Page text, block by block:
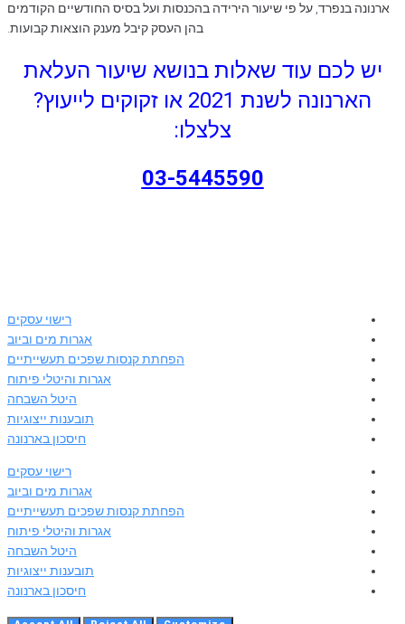
ארנונה בנפרד, על פי שיעור הירידה בהכנסות ועל בסיס החודשיים הקודמים
בהן העסק קיבל מענק הוצאות קבועות.
יש לכם עוד שאלות בנושא שיעור העלאת
הארנונה לשנת 2021 או זקוקים לייעוץ?
צלצלו:
03-5445590
רישוי עסקים
אגרות מים וביוב
הפחתת קנסות שפכים תעשייתיים
אגרות והיטלי פיתוח
היטל השבחה
תובענות ייצוגיות
חיסכון בארנונה
רישוי עסקים
אגרות מים וביוב
הפחתת קנסות שפכים תעשייתיים
אגרות והיטלי פיתוח
היטל השבחה
תובענות ייצוגיות
חיסכון בארנונה